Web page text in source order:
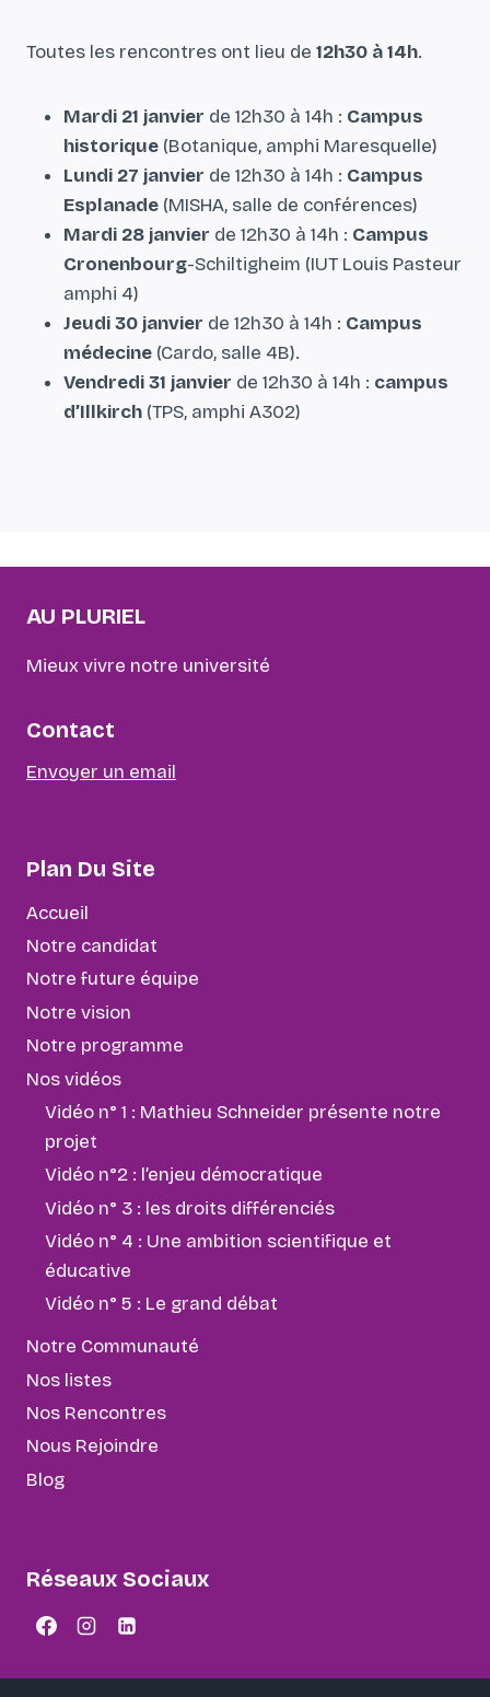
Toutes les rencontres ont lieu de 12h30 à 14h.
Mardi 21 janvier de 12h30 à 14h : Campus
historique (Botanique, amphi Maresquelle)
Lundi 27 janvier de 12h30 à 14h : Campus
Esplanade (MISHA, salle de conférences)
Mardi 28 janvier de 12h30 à 14h : Campus
Cronenbourg-Schiltigheim (IUT Louis Pasteur
amphi 4)
Jeudi 30 janvier de 12h30 à 14h : Campus
médecine (Cardo, salle 4B).
Vendredi 31 janvier de 12h30 à 14h : campus
d’Illkirch (TPS, amphi A302)
AU PLURIEL
Mieux vivre notre université
Contact
Envoyer un email
Plan Du Site
Accueil
Notre candidat
Notre future équipe
Notre vision
Notre programme
Nos vidéos
Vidéo n° 1 : Mathieu Schneider présente notre
projet
Vidéo n°2 : l’enjeu démocratique
Vidéo n° 3 : les droits différenciés
Vidéo n° 4 : Une ambition scientifique et
éducative
Vidéo n° 5 : Le grand débat
Notre Communauté
Nos listes
Nos Rencontres
Nous Rejoindre
Blog
Réseaux Sociaux